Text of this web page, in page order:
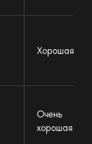
Хорошая
Очень
хорошая